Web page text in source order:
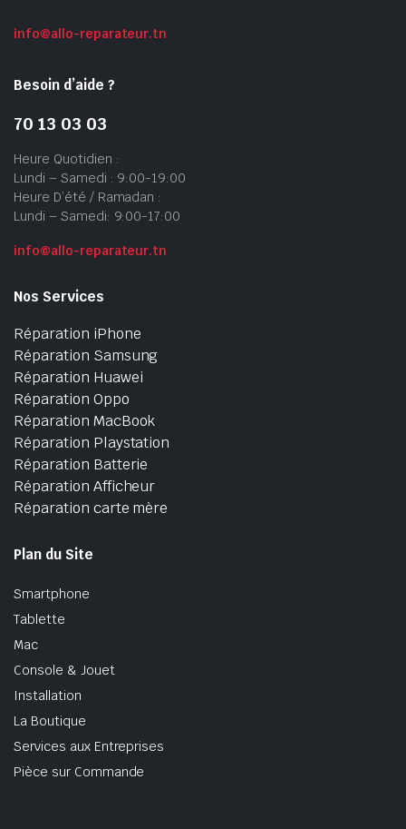
info@allo-reparateur.tn
Besoin d’aide ?
70 13 03 03
Heure Quotidien :
Lundi – Samedi : 9:00-19:00
Heure D’été / Ramadan :
Lundi – Samedi: 9:00-17:00
info@allo-reparateur.tn
Nos Services
Réparation iPhone
Réparation Samsung
Réparation Huawei
Réparation Oppo
Réparation MacBook
Réparation Playstation
Réparation Batterie
Réparation Afficheur
Réparation carte mère
Plan du Site
Smartphone
Tablette
Mac
Console & Jouet
Installation
La Boutique
Services aux Entreprises
Pièce sur Commande